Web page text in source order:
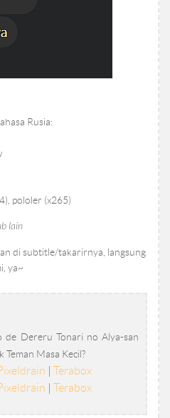
Rusia:
pololer (x265)
lain
di subtitle/takarirnya, langsung
ya~
de Dereru Tonari no Alya-san
Masa Kecil?
Terabox
Terabox